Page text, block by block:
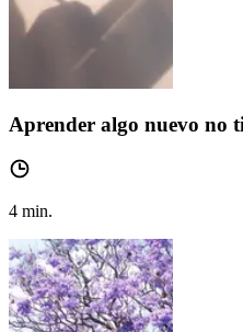
Aprender algo nuevo no
4 min.